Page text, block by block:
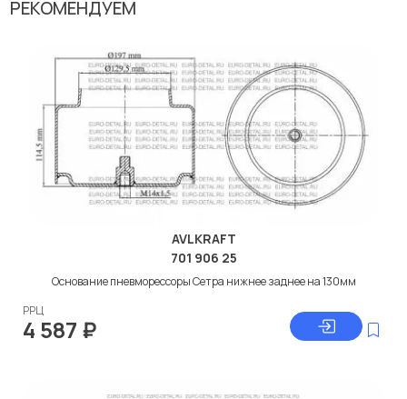
представлены в большом ассортименте.
Мы продаем сертифицированные колодки тормозные
дисковые с гарантией от производителя AVLKRAFT.
Производитель AVLKRAFT
РЕКОМЕНДУЕМ
AVLKRAFT
701 906 25
Основание пневморессоры Сетра нижнее заднее на 130мм
РРЦ
4 587 ₽